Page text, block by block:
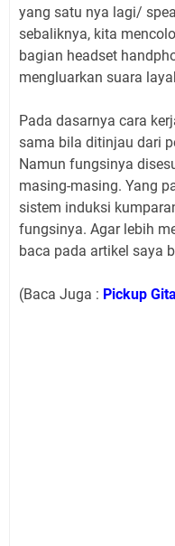
yang satu nya lagi/
sebaliknya, kita
bagian headset
mengluarkan suara
Pada dasarnya cara
sama bila ditinjau dari
Namun fungsinya
masing-masing. Yang
sistem induksi
fungsinya. Agar lebih
baca pada artikel saya
(Baca Juga : Pickup